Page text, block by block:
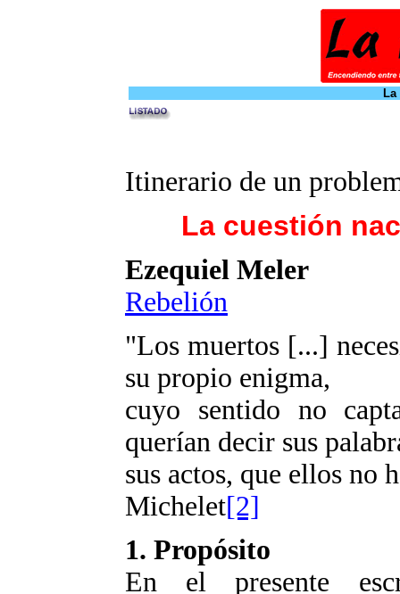
Itinerario de un
La cuestión
Ezequiel Meler
Rebelión
"Los muertos [...]
su propio enigma,
cuyo sentido no
querían decir sus
sus actos, que ellos no
Michelet[2]
1. Propósito
En el presente